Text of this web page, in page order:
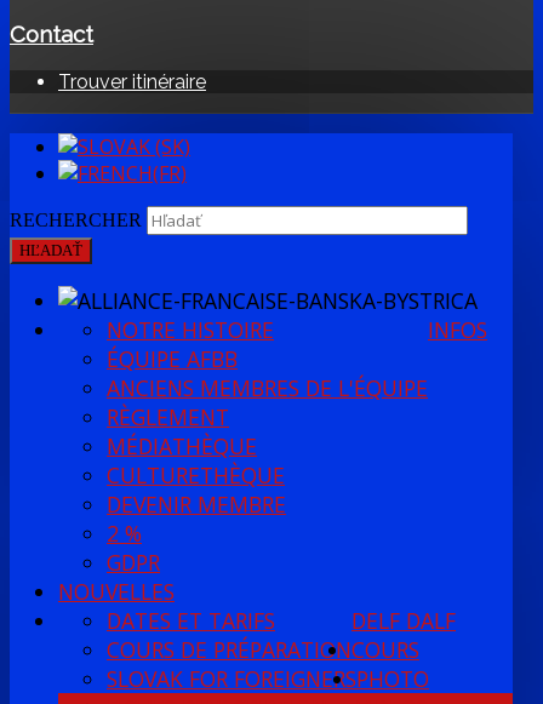
Contact
Trouver itinéraire
RECHERCHER
HĽADAŤ
INFOS
NOTRE HISTOIRE
ÉQUIPE AFBB
ANCIENS MEMBRES DE L'ÉQUIPE
RÈGLEMENT
MÉDIATHÈQUE
CULTURETHÈQUE
DEVENIR MEMBRE
2 %
GDPR
NOUVELLES
DELF DALF
DATES ET TARIFS
COURS DE PRÉPARATIONCOURS
SLOVAK FOR FOREIGNERSPHOTO